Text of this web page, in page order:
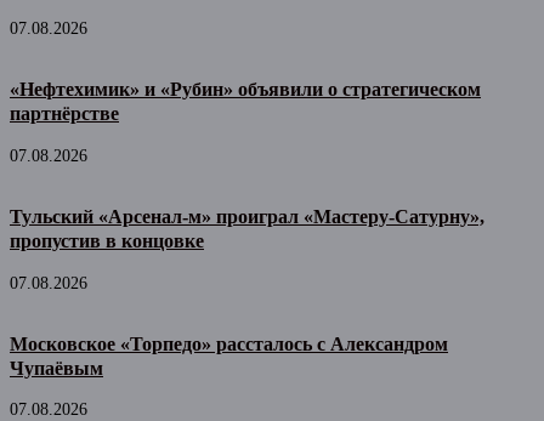
07.08.2026
«Нефтехимик» и «Рубин» объявили о стратегическом
партнёрстве
07.08.2026
Тульский «Арсенал-м» проиграл «Мастеру-Сатурну»,
пропустив в концовке
07.08.2026
Московское «Торпедо» рассталось с Александром
Чупаёвым
07.08.2026